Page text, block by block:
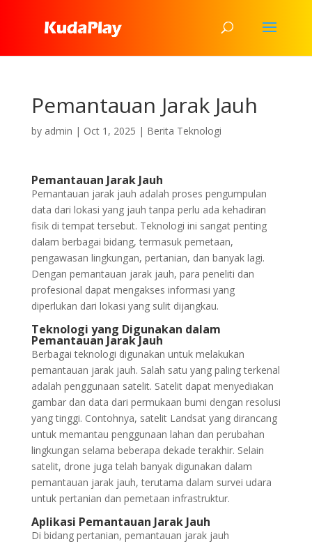
Pemantauan Jarak Jauh
by admin | Oct 1, 2025 | Berita Teknologi
Pemantauan Jarak Jauh
Pemantauan jarak jauh adalah proses pengumpulan
data dari lokasi yang jauh tanpa perlu ada kehadiran
fisik di tempat tersebut. Teknologi ini sangat penting
dalam berbagai bidang, termasuk pemetaan,
pengawasan lingkungan, pertanian, dan banyak lagi.
Dengan pemantauan jarak jauh, para peneliti dan
profesional dapat mengakses informasi yang
diperlukan dari lokasi yang sulit dijangkau.
Teknologi yang Digunakan dalam
Pemantauan Jarak Jauh
Berbagai teknologi digunakan untuk melakukan
pemantauan jarak jauh. Salah satu yang paling terkenal
adalah penggunaan satelit. Satelit dapat menyediakan
gambar dan data dari permukaan bumi dengan resolusi
yang tinggi. Contohnya, satelit Landsat yang dirancang
untuk memantau penggunaan lahan dan perubahan
lingkungan selama beberapa dekade terakhir. Selain
satelit, drone juga telah banyak digunakan dalam
pemantauan jarak jauh, terutama dalam survei udara
untuk pertanian dan pemetaan infrastruktur.
Aplikasi Pemantauan Jarak Jauh
Di bidang pertanian, pemantauan jarak jauh